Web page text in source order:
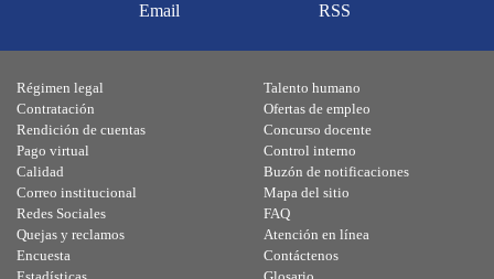
Email RSS
Régimen legal
Contratación
Rendición de cuentas
Pago virtual
Calidad
Talento humano
Ofertas de empleo
Concurso docente
Control interno
Buzón de notificaciones
Correo institucional
Redes Sociales
Quejas y reclamos
Encuesta
Mapa del sitio
FAQ
Atención en línea
Contáctenos